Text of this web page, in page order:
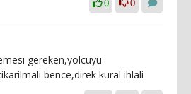
0 0
gereken,yolcuyu
bence,direk kural ihlali